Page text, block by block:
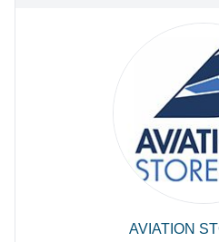
AVIATION